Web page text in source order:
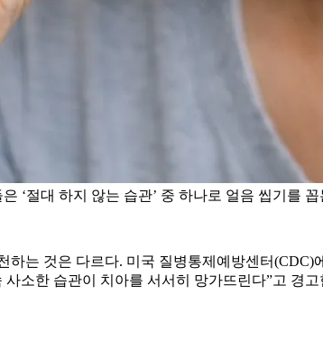
‘절대 하지 않는 습관’ 중 하나로 얼음 씹기를 꼽
는 것은 다르다. 미국 질병통제예방센터
소한 습관이 치아를 서서히 망가뜨린다”고 경고